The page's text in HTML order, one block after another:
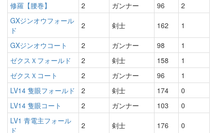
修羅【腰巻】
2 ガンナー 96
2
GXジンオウフォール
ド
2 剣士 162 1
GXジンオウコート 2 ガンナー 98
1
ゼクスＸフォールド
2 剣士 158
1
ゼクスＸコート
2 ガンナー 96
1
LV14 隻眼フォールド
2 剣士 174
0
LV14 隻眼コート
2 ガンナー 103
0
LV1 青電主フォール
ド
2 剣士 176 0